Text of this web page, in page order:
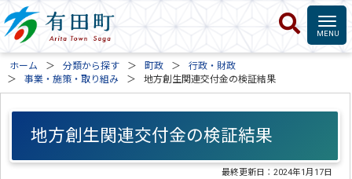
ホーム 分類から探す 町政
行政・財政
事業・施策・取り組み
地方創生関連交付金の検証結果
地方創生関連交付金の検証結果
最終更新日：2024年1月17日